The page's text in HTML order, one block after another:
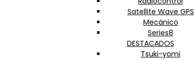
Satellite Wave GPS
Mecánico
Series8
DESTACADOS
Tsuki-yomi